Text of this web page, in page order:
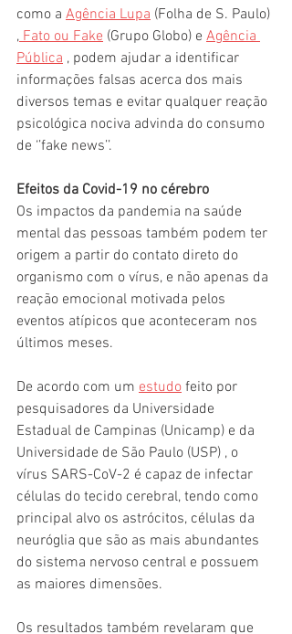
como a Agência Lupa (Folha de S. Paulo)
, Fato ou Fake (Grupo Globo) e Agência
Pública , podem ajudar a identificar
informações falsas acerca dos mais
diversos temas e evitar qualquer reação
psicológica nociva advinda do consumo
de ‘’fake news’’.
Efeitos da Covid-19 no cérebro
Os impactos da pandemia na saúde
mental das pessoas também podem ter
origem a partir do contato direto do
organismo com o vírus, e não apenas da
reação emocional motivada pelos
eventos atípicos que aconteceram nos
últimos meses.
De acordo com um estudo feito por
pesquisadores da Universidade
Estadual de Campinas (Unicamp) e da
Universidade de São Paulo (USP) , o
vírus SARS-CoV-2 é capaz de infectar
células do tecido cerebral, tendo como
principal alvo os astrócitos, células da
neuróglia que são as mais abundantes
do sistema nervoso central e possuem
as maiores dimensões.
Os resultados também revelaram que